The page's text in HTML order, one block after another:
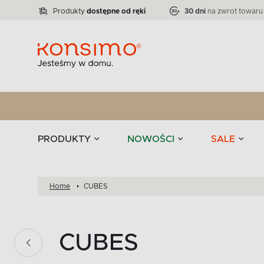
Produkty dostępne od ręki 30 dni na zwrot towaru
PRODUKTY NOWOŚCI SALE
Zastawy
Kolekcja narożników RATLO -39 %
VICTO Liczba produktów:71
ELEGANT Liczba produktów:864
stołowe
Home CUBES
CUBES